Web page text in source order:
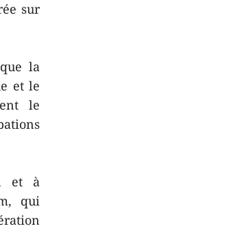
sur
la
et le
le
et à
qui